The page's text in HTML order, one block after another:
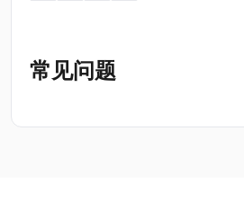
常见问题